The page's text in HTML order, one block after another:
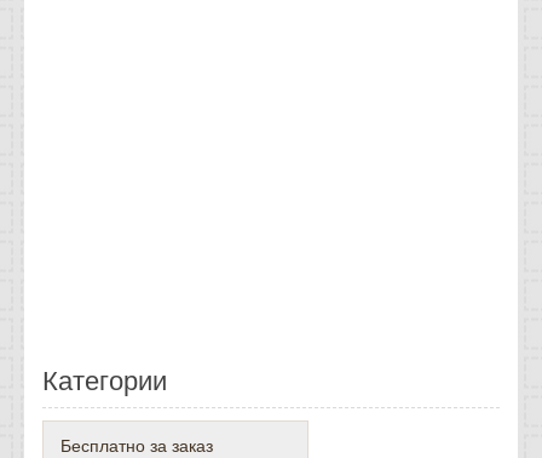
Категории
Бесплатно за заказ